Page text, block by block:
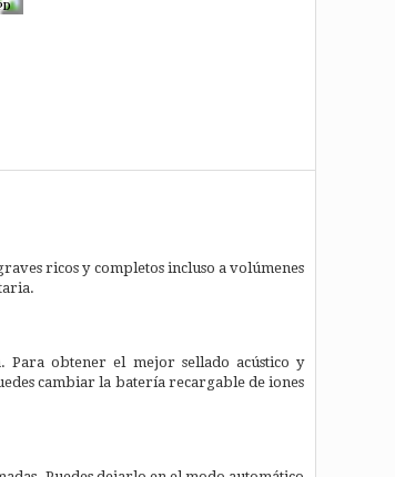
ricos y completos incluso a volúmenes
Para obtener el mejor sellado acústico y
cambiar la batería recargable de iones